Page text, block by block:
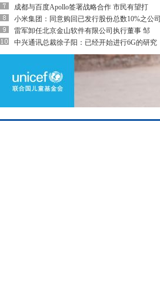
成都与百度Apollo签署战略合作 市民有望打
小米集团：同意购回已发行股份总数10%之公司
雷军卸任北京金山软件有限公司执行董事 邹
中兴通讯总裁徐子阳：已经开始进行6G的研究